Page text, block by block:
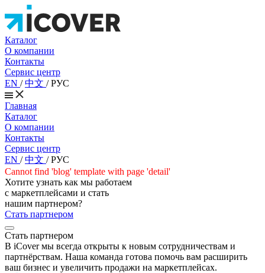
Каталог
О компании
Контакты
Сервис центр
EN /中文 /РУС
Главная
Каталог
О компании
Контакты
Сервис центр
EN /中文 /РУС
Cannot find 'blog' template with page 'detail'
Хотите узнать как мы работаем
с маркетплейсами и стать
нашим партнером?
Стать партнером
Стать партнером
В iCover мы всегда открыты к новым сотрудничествам и
партнёрствам. Наша команда готова помочь вам расширить
ваш бизнес и увеличить продажи на маркетплейсах.